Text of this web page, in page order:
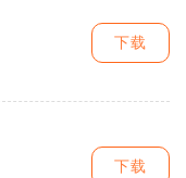
下载
下载